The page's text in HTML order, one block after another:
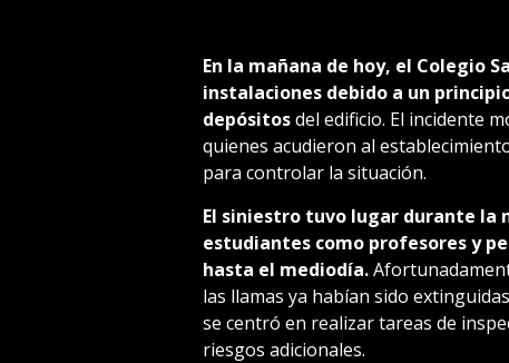
En la mañana de hoy, el Colegio
instalaciones debido a un
depósitosdel edificio. El incidente
quienes acudieron al
para controlar la situación.
El siniestro tuvo lugar durante la
estudiantes como profesores y
hasta el mediodía.
las llamas ya habían sido
se centró en realizar tareas de
riesgos adicionales.